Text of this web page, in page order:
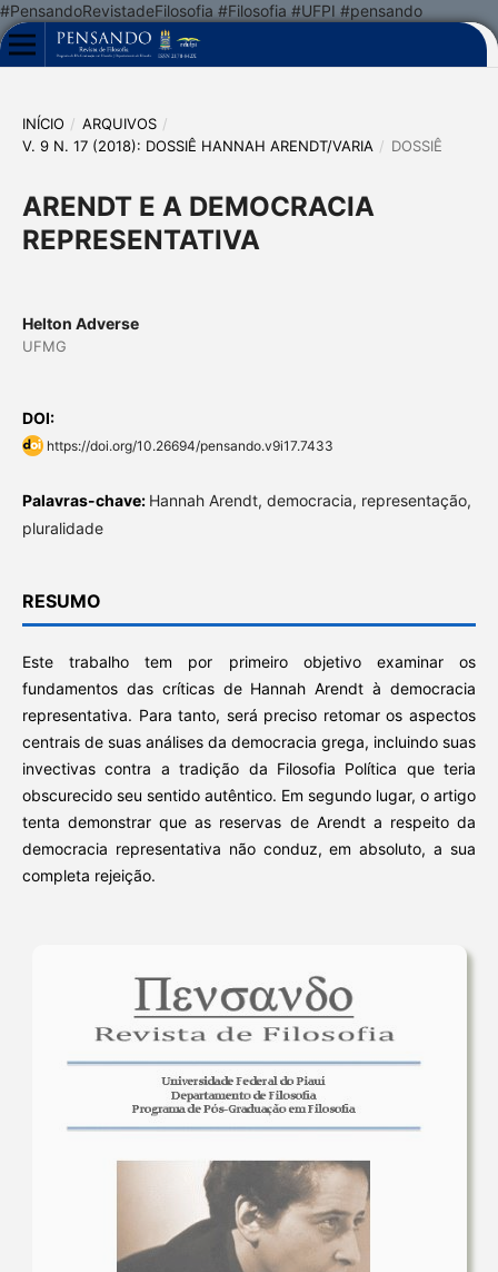
#PensandoRevistadeFilosofia #Filosofia #UFPI #pensando
INÍCIO / ARQUIVOS /
V. 9 N. 17 (2018): DOSSIÊ HANNAH ARENDT/VARIA / DOSSIÊ
ARENDT E A DEMOCRACIA
REPRESENTATIVA
Helton Adverse
UFMG
DOI:
https://doi.org/10.26694/pensando.v9i17.7433
Palavras-chave: Hannah Arendt, democracia, representação,
pluralidade
RESUMO
Este trabalho tem por primeiro objetivo examinar os
fundamentos das críticas de Hannah Arendt à democracia
representativa. Para tanto, será preciso retomar os aspectos
centrais de suas análises da democracia grega, incluindo suas
invectivas contra a tradição da Filosofia Política que teria
obscurecido seu sentido autêntico. Em segundo lugar, o artigo
tenta demonstrar que as reservas de Arendt a respeito da
democracia representativa não conduz, em absoluto, a sua
completa rejeição.